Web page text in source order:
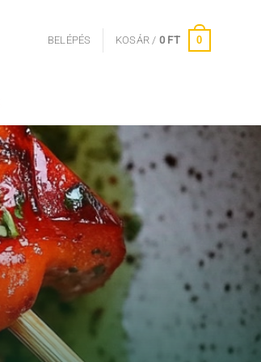
BELÉPÉS KOSÁR / 0 FT 0